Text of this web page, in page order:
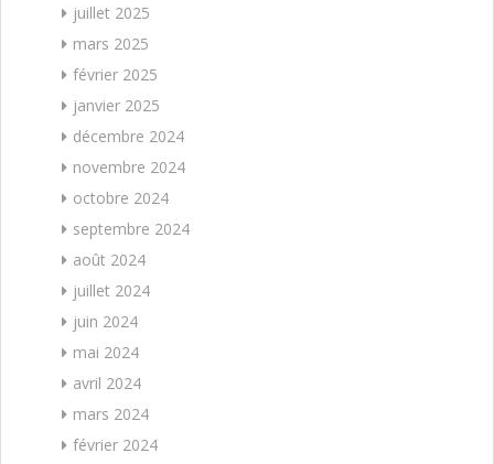
juillet 2025
mars 2025
février 2025
janvier 2025
décembre 2024
novembre 2024
octobre 2024
septembre 2024
août 2024
juillet 2024
juin 2024
mai 2024
avril 2024
mars 2024
février 2024